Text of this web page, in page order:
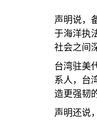
声明说，
于海洋执
社会之间
台湾驻美
系人，台
造更强韧
声明还说